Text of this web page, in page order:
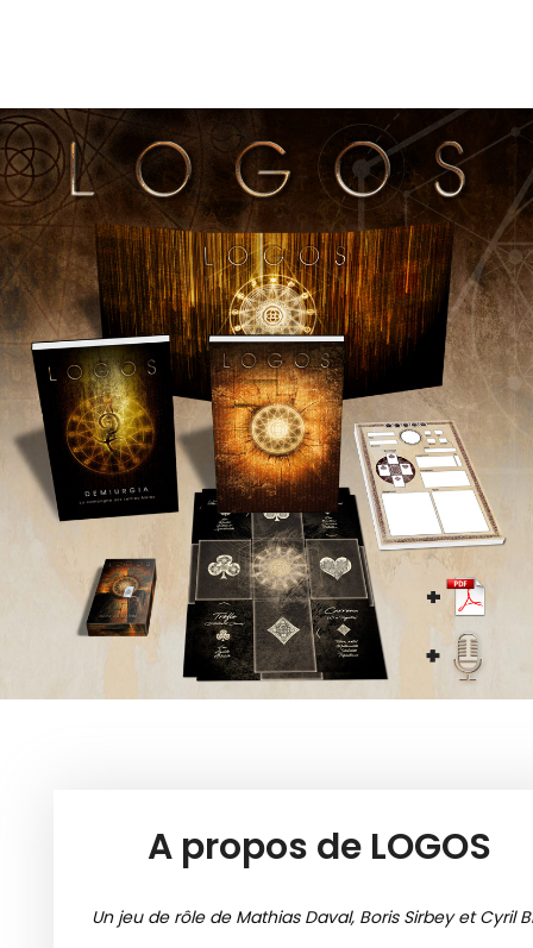
A propos de LOGOS
Un jeu de rôle de Mathias Daval, Boris Sirbey et Cyril